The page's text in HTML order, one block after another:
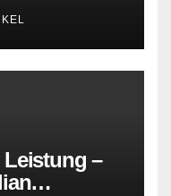
Leistung –